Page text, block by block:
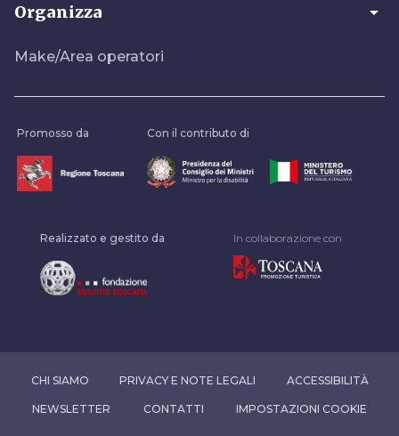
Organizza arrow_drop_down
Make/Area operatori
Promosso da Con il contributo di
Realizzato e gestito da In collaborazione con
CHI SIAMO PRIVACY E NOTE LEGALI ACCESSIBILITÀ
NEWSLETTER CONTATTI IMPOSTAZIONI COOKIE